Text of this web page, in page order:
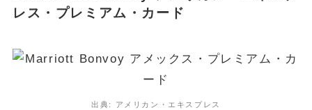
レス・プレミアム・カード
出典: アメリカン・エキスプレス